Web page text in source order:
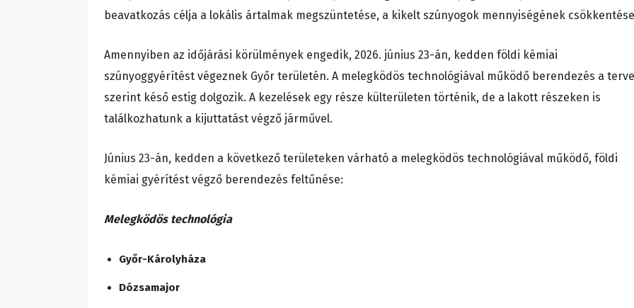
beavatkozás célja a lokális ártalmak megszüntetése, a kikelt szúnyogok mennyiségének
Amennyiben az időjárási körülmények engedik, 2026. június 23-án, kedden földi kémiai
szúnyoggyérítést végeznek Győr területén. A melegködös technológiával működő berendezés a
szerint késő estig dolgozik. A kezelések egy része külterületen történik, de a lakott részeken is
találkozhatunk a kijuttatást végző járművel.
Június 23-án, kedden a következő területeken várható a melegködös technológiával működő, földi
kémiai gyérítést végző berendezés feltűnése:
Melegködös technológia
Győr-Károlyháza
Dózsamajor